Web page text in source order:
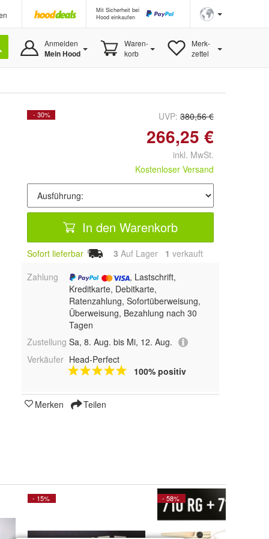
Mit Sicherheit bei
Hood einkaufen
Anmelden
Mein Hood
Waren-
korb
Merk-
zettel
- 30% UVP: 380,56 €
266,25 €
inkl. MwSt.
Kostenloser Versand
In den Warenkorb
Sofort lieferbar 3 Auf Lager 1 verkauft
Zahlung
, Lastschrift,
Kreditkarte, Debitkarte,
Ratenzahlung, Sofortüberweisung,
Überweisung, Bezahlung nach 30
Tagen
Zustellung Sa, 8. Aug. bis Mi, 12. Aug.
Verkäufer Head-Perfect
100% positiv
Merken Teilen
- 15% - 58%